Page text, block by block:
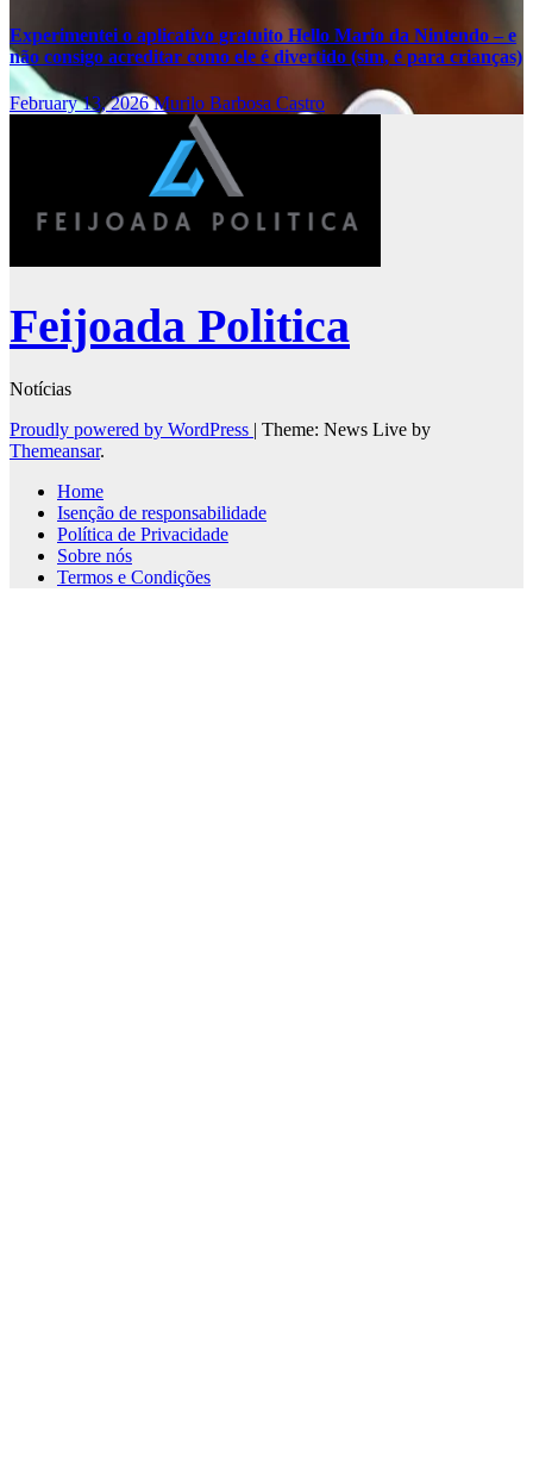
Experimentei o aplicativo gratuito Hello Mario da Nintendo – e
não consigo acreditar como ele é divertido (sim, é para crianças)
February 13, 2026Murilo Barbosa Castro
Feijoada Politica
Notícias
Proudly powered by WordPress | Theme: News Live by
Themeansar.
Home
Isenção de responsabilidade
Política de Privacidade
Sobre nós
Termos e Condições